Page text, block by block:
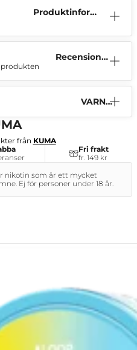
Produktinform
Recensione
produkten
VARNI
från KUMA
Fri frakt
fr. 149 kr
nikotin som är ett mycket
Ej för personer under 18 år.